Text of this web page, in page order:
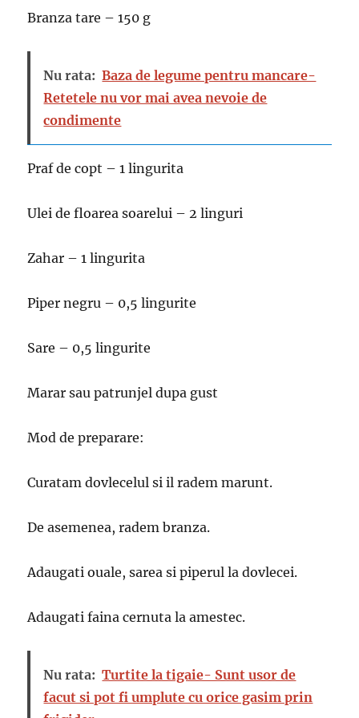
Branza tare – 150 g
Nu rata: Baza de legume pentru mancare-
Retetele nu vor mai avea nevoie de
condimente
Praf de copt – 1 lingurita
Ulei de floarea soarelui – 2 linguri
Zahar – 1 lingurita
Piper negru – 0,5 lingurite
Sare – 0,5 lingurite
Marar sau patrunjel dupa gust
Mod de preparare:
Curatam dovlecelul si il radem marunt.
De asemenea, radem branza.
Adaugati ouale, sarea si piperul la dovlecei.
Adaugati faina cernuta la amestec.
Nu rata: Turtite la tigaie- Sunt usor de
facut si pot fi umplute cu orice gasim prin